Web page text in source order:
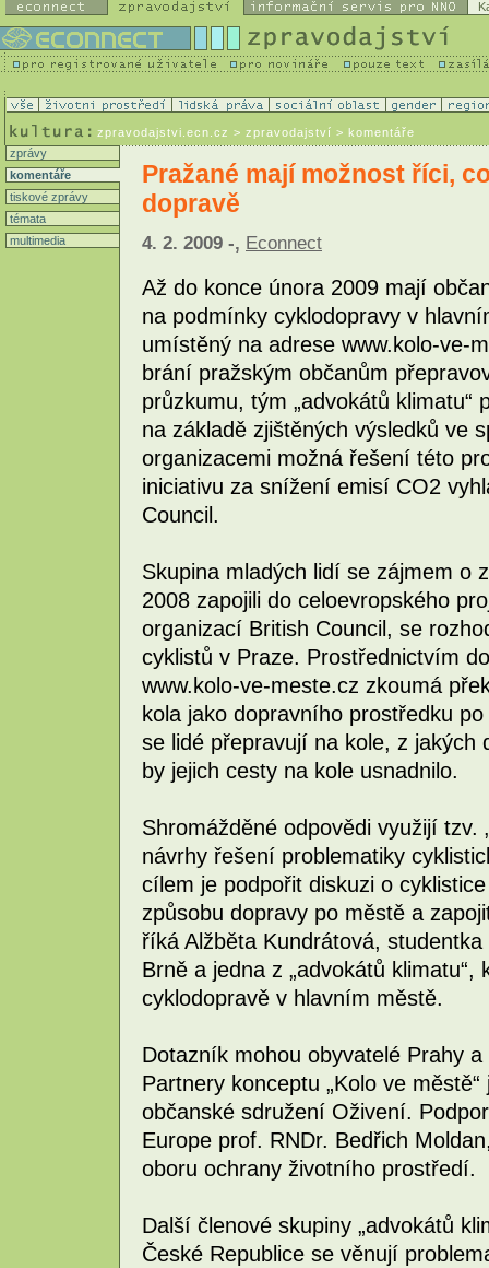
zpravodajstvi.ecn.cz > zpravodajství > komentáře
zprávy
komentáře
tiskové zprávy
témata
multimedia
Pražané mají možnost říci,
dopravě
4. 2. 2009 -, Econnect
Až do konce února 2009 mají
na podmínky cyklodopravy v
umístěný na adrese www.kolo-ve-
brání pražským občanům
průzkumu, tým „advokátů klimatu“
na základě zjištěných výsledků ve
organizacemi možná řešení této
iniciativu za snížení emisí CO2
Council.
Skupina mladých lidí se zájmem o
2008 zapojili do celoevropského
organizací British Council, se
cyklistů v Praze. Prostřednictvím
www.kolo-ve-meste.cz zkoumá
kola jako dopravního prostředku
se lidé přepravují na kole, z jakých
by jejich cesty na kole usnadnilo.
Shromážděné odpovědi využijí tzv.
návrhy řešení problematiky
cílem je podpořit diskuzi o
způsobu dopravy po městě a
říká Alžběta Kundrátová,
Brně a jedna z „advokátů
cyklodopravě v hlavním městě.
Dotazník mohou obyvatelé Prahy
Partnery konceptu „Kolo ve
občanské sdružení Oživení.
Europe prof. RNDr. Bedřich
oboru ochrany životního prostředí.
Další členové skupiny „advokátů
České Republice se věnují